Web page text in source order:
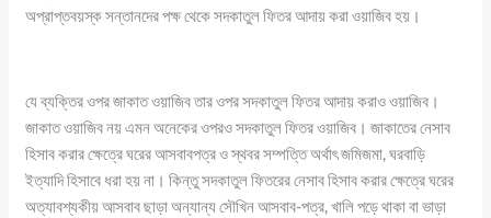
অপ্রাপ্তবয়স্ক সন্তানদের পক্ষ থেকে সদকাতুল ফিতর আদায় করা ওয়াজিব হয়।
যে ব্যক্তির ওপর জাকাত ওয়াজিব তার ওপর সদকাতুল ফিতর আদায় করাও ওয়াজিব।
জাকাত ওয়াজিব নয় এমন অনেকের ওপরও সদকাতুল ফিতর ওয়াজিব। জাকাতের নেসাব
হিসাব করার ক্ষেত্রে ঘরের আসবাবপত্র ও স্থবর সম্পত্তি অর্থাৎ জমিজমা, ঘরবাড়ি
ইত্যাদি হিসাবে ধরা হয় না। কিন্তু সদকাতুল ফিতরের নেসাব হিসাব করার ক্ষেত্রে ঘরের
অত্যাবশ্যকীয় আসবাব ছাড়া অন্যান্য সৌখিন আসবাব-পত্র, খালি পড়ে থাকা বা ভাড়া